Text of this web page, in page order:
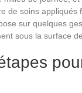
de soins appliqués
sur quelques
sous la surface